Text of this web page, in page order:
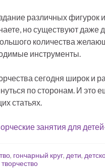
различных фигурок
но существуют даже
количества
инструменты.
сегодня широк и
по сторонам. И это
статьях.
занятия для
, гончарный круг, дети,
творчество